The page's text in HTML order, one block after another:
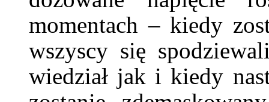
momentach – kiedy
wszyscy się
wiedział jak i kiedy